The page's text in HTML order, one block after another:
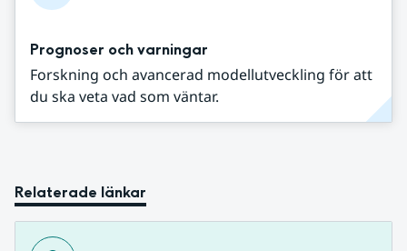
Prognoser och varningar
Forskning och avancerad modellutveckling för att
du ska veta vad som väntar.
Relaterade länkar